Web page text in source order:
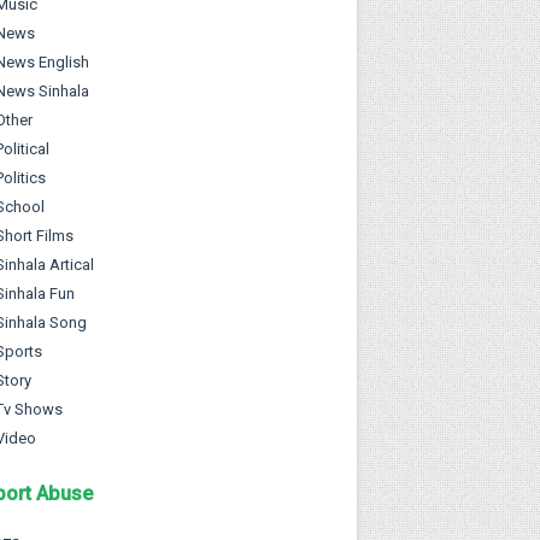
English
Sinhala
Films
Artical
Fun
Song
Shows
Abuse